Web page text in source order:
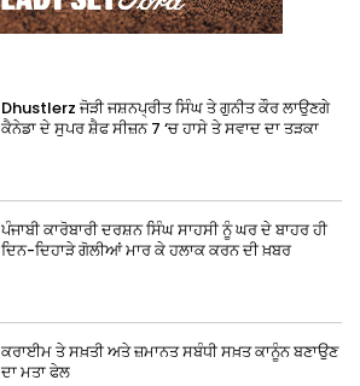
Dhustlerz ਜੋੜੀ ਜਸ਼ਨਪ੍ਰੀਤ ਸਿੰਘ ਤੇ ਗੁਨੀਤ ਕੌਰ ਲਾਉਣਗੇ
ਕੈਨੇਡਾ ਦੇ ਸੁਪਰ ਸ਼ੈਫ ਸੀਜ਼ਨ 7 ‘ਚ ਹਾਸੇ ਤੇ ਸਵਾਦ ਦਾ ਤੜਕਾ
ਪੰਜਾਬੀ ਕਾਰੋਬਾਰੀ ਦਰਸ਼ਨ ਸਿੰਘ ਸਾਹਸੀ ਨੂੰ ਘਰ ਦੇ ਬਾਹਰ ਹੀ
ਦਿਨ-ਦਿਹਾੜੇ ਗੋਲੀਆਂ ਮਾਰ ਕੇ ਹਲਾਕ ਕਰਨ ਦੀ ਖ਼ਬਰ
ਕਰਾਈਮ ਤੇ ਸਖ਼ਤੀ ਅਤੇ ਜ਼ਮਾਨਤ ਸਬੰਧੀ ਸਖ਼ਤ ਕਾਨੂੰਨ ਬਣਾਉਣ
ਦਾ ਮਤਾ ਫੇਲ